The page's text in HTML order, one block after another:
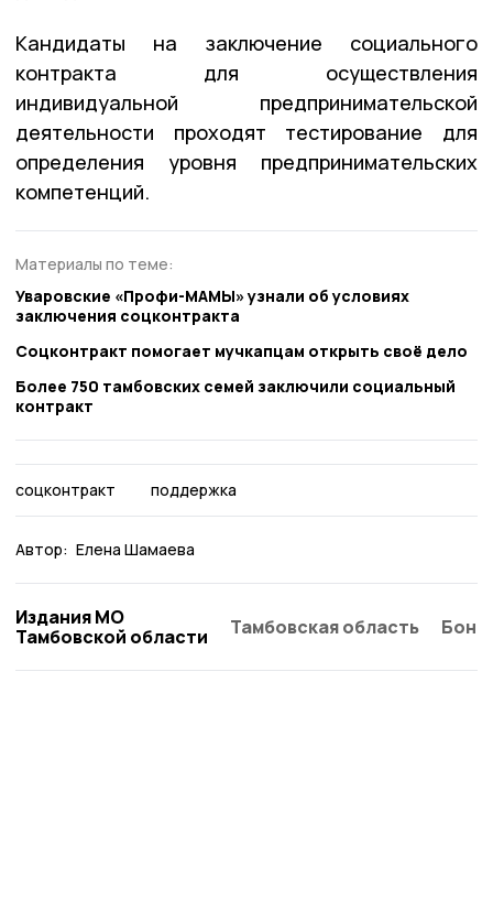
Кандидаты на заключение социального
контракта для осуществления
индивидуальной предпринимательской
деятельности проходят тестирование для
определения уровня предпринимательских
компетенций.
Материалы по теме:
Уваровские «Профи-МАМЫ» узнали об условиях
заключения соцконтракта
Соцконтракт помогает мучкапцам открыть своё дело
Более 750 тамбовских семей заключили социальный
контракт
соцконтракт поддержка
Автор: Елена Шамаева
Издания МО
Тамбовской области
Тамбовская область